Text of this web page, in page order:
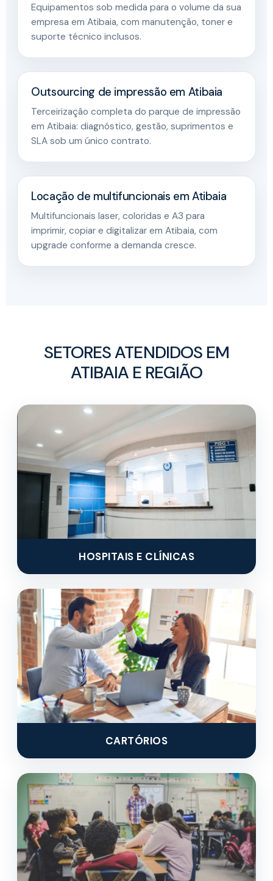
Equipamentos sob medida para o volume da sua
empresa em Atibaia, com manutenção, toner e
suporte técnico inclusos.
Outsourcing de impressão em Atibaia
Terceirização completa do parque de impressão
em Atibaia: diagnóstico, gestão, suprimentos e
SLA sob um único contrato.
Locação de multifuncionais em Atibaia
Multifuncionais laser, coloridas e A3 para
imprimir, copiar e digitalizar em Atibaia, com
upgrade conforme a demanda cresce.
SETORES ATENDIDOS EM
ATIBAIA E REGIÃO
HOSPITAIS E CLÍNICAS
CARTÓRIOS